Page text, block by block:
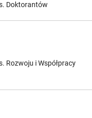
Doktorantów
Rozwoju i Współpracy